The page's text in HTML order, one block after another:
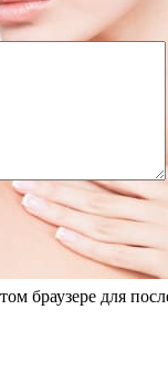
браузере для